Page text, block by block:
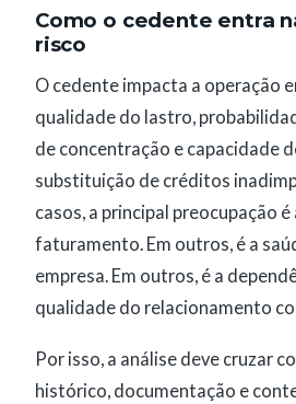
Como o cedente entra
risco
O cedente impacta a operação
qualidade do lastro,
de concentração e capacidade
substituição de créditos
casos, a principal preocupação
faturamento. Em outros, é a
empresa. Em outros, é a
qualidade do relacionamento
Por isso, a análise deve cruzar
histórico, documentação e